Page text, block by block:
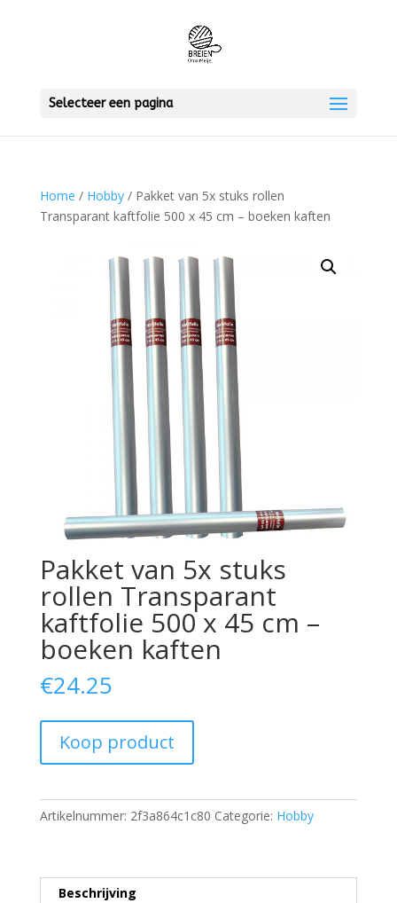
Selecteer een pagina
Home / Hobby/ Pakket van 5x stuks rollen
Transparant kaftfolie 500 x 45 cm – boeken kaften
Pakket van 5x stuks
rollen Transparant
kaftfolie 500 x 45 cm –
boeken kaften
€24.25
Koop product
Artikelnummer: 2f3a864c1c80 Categorie: Hobby
Beschrijving